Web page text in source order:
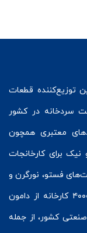
توزیع‌کننده قطعات
سردخانه در کشور
معتبری همچون
برای کارخانجات
فستو، نورگرن و
را توزیع می‌کنیم. تاکنون بیش از ۴۰۰۰ کارخانه از دامون
کشور، از جمله